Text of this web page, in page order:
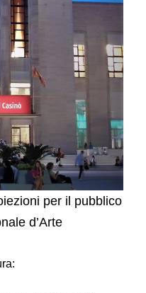
per il pubblico
d’Arte